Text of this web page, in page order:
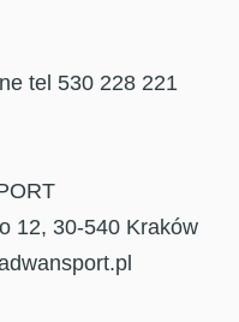
tel 530 228 221
12, 30-540 Kraków